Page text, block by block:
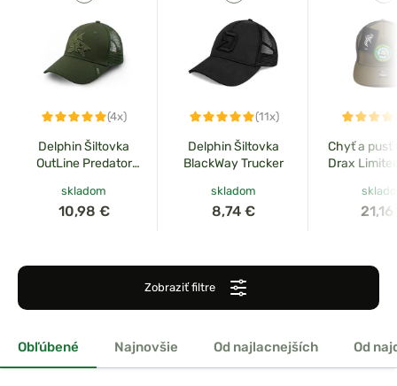
(4x)
Delphin Šiltovka
OutLine Predator
skladom
10,98 €
(11x)
Delphin Šiltovka
BlackWay Trucker
skladom
8,74 €
Chyť a pusť
Drax
Zobraziť filtre
Obľúbené Najnovšie Od najlacnejších Od